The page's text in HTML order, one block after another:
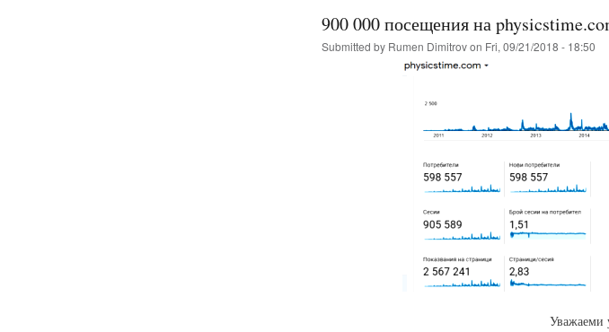
900 000 посещения на
Submitted by Rumen Dimitrovon Fri, 09/21/2018 - 18:50
Уважаеми